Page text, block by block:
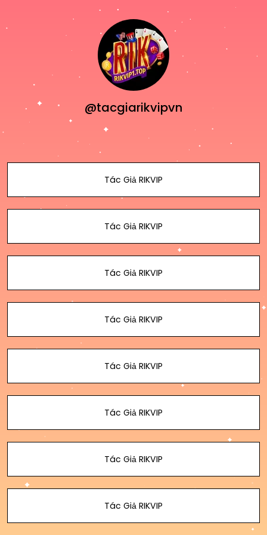
@tacgiarikvipvn
Tác Giả RIKVIP
Tác Giả RIKVIP
Tác Giả RIKVIP
Tác Giả RIKVIP
Tác Giả RIKVIP
Tác Giả RIKVIP
Tác Giả RIKVIP
Tác Giả RIKVIP